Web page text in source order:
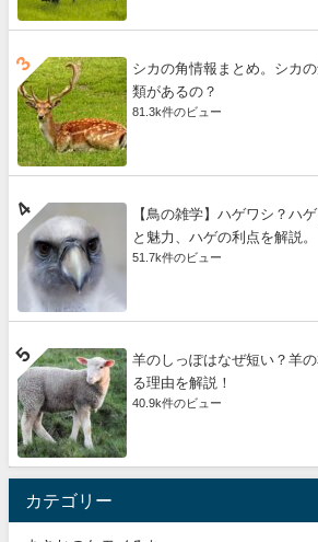
シカの角情報まとめ。シカ
類があるの？
81.3k件のビュー
【鳥の雑学】ハゲワシ？ハ
と魅力、ハゲの利点を解説。
51.7k件のビュー
羊のしっぽはなぜ短い？羊
る理由を解説！
40.9k件のビュー
カテゴリー